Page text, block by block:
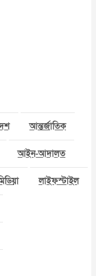
আন্তর্জাতিক
আইন-আদালত
লাইফস্টাইল